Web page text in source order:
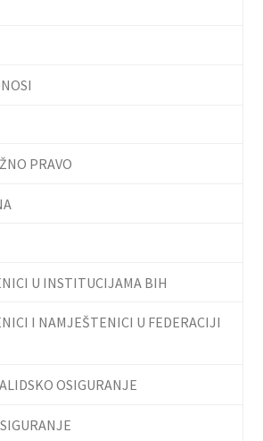
PRAVO
U INSTITUCIJAMA BIH
I NAMJEŠTENICI U FEDERACIJI
OSIGURANJE